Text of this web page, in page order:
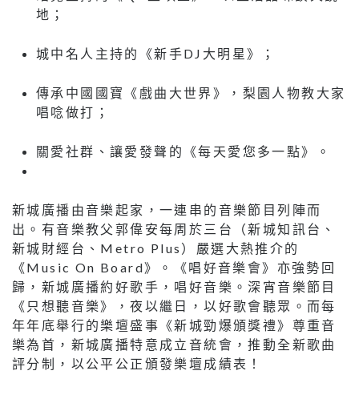
地；
城中名人主持的《新手DJ大明星》；
傳承中國國寶《戲曲大世界》，梨園人物教大家
唱唸做打；
關愛社群、讓愛發聲的《每天愛您多一點》。
新城廣播由音樂起家，一連串的音樂節目列陣而
出。有音樂教父郭偉安每周於三台（新城知訊台、
新城財經台、Metro Plus）嚴選大熱推介的
《Music On Board》。《唱好音樂會》亦強勢回
歸，新城廣播約好歌手，唱好音樂。深宵音樂節目
《只想聽音樂》，夜以繼日，以好歌會聽眾。而每
年年底舉行的樂壇盛事《新城勁爆頒獎禮》尊重音
樂為首，新城廣播特意成立音統會，推動全新歌曲
評分制，以公平公正頒發樂壇成績表！